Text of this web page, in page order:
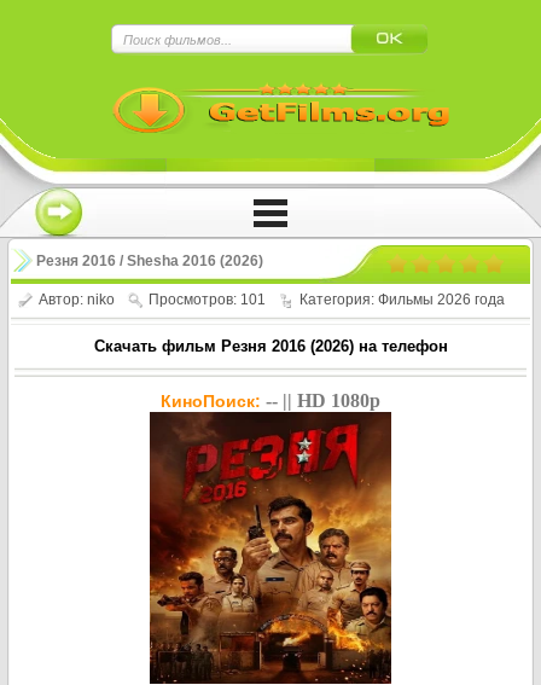
Резня 2016 / Shesha 2016 (2026)
Автор: niko Просмотров: 101 Категория: Фильмы 2026 года
Скачать фильм Резня 2016 (2026) на телефон
КиноПоиск: -- || HD 1080p
Нажмите на
!!!Если Вы с телефона сперва нажмите на
троеточие в правом верхнем углу!!!